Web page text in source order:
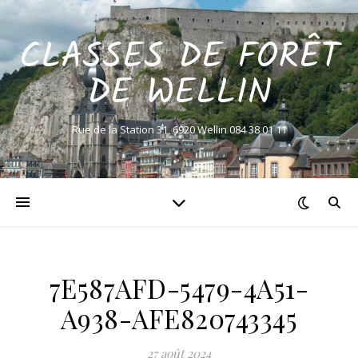
CLASSES DE FORÊT
DE WELLIN
Rue de la Station 31, 6920 Wellin 084 38 01 11
7E587AFD-5479-4A51-
A938-AFE820743345
27 août 2024